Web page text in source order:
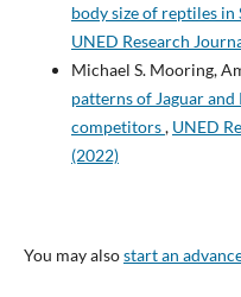
body size of reptiles in
UNED Research
Michael S. Mooring,
patterns of Jaguar
competitors, UNED
(2022)
You may alsostart an